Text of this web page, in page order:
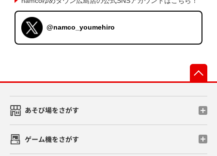
@namco_youmehiro
あそび場をさがす
ゲーム機をさがす